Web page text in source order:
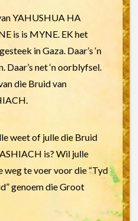
YAHUSHUA HA
is is MYNE. EK het
in Gaza. Daar’s ‘n
Daar’s net ‘n oorblyfsel.
die Bruid van
weet of julle die Bruid
is? Wil julle
te voer voor die “Tyd
genoem die Groot